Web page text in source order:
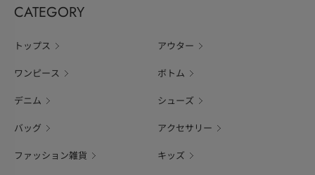
CATEGORY
トップス アウター
ワンピース ボトム
デニム シューズ
バッグ アクセサリー
ファッション雑貨 キッズ